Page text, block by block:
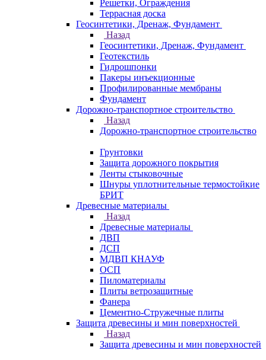
Решетки, Ограждения
Террасная доска
Геосинтетики, Дренаж, Фундамент
Назад
Геосинтетики, Дренаж, Фундамент
Геотекстиль
Гидрошпонки
Пакеры инъекционные
Профилированные мембраны
Фундамент
Дорожно-транспортное строительство
Назад
Дорожно-транспортное строительство
Грунтовки
Защита дорожного покрытия
Ленты стыковочные
Шнуры уплотнительные термостойкие
БРИТ
Древесные материалы
Назад
Древесные материалы
ДВП
ДСП
МДВП КНАУФ
ОСП
Пиломатериалы
Плиты ветрозащитные
Фанера
Цементно-Стружечные плиты
Защита древесины и мин поверхностей
Назад
Защита древесины и мин поверхностей